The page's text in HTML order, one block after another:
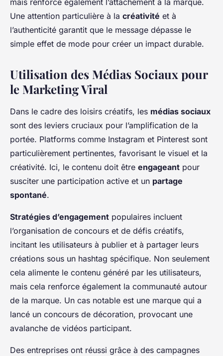
mais renforce également l’attachement à la marque.
Une attention particulière à la créativité et à
l’authenticité garantit que le message dépasse le
simple effet de mode pour créer un impact durable.
Utilisation des Médias Sociaux pour
le Marketing Viral
Dans le cadre des loisirs créatifs, les médias sociaux
sont des leviers cruciaux pour l’amplification de la
portée. Platforms comme Instagram et Pinterest sont
particulièrement pertinentes, favorisant le visuel et la
créativité. Ici, le contenu doit être engageant pour
susciter une participation active et un partage
spontané.
Stratégies d’engagement populaires incluent
l’organisation de concours et de défis créatifs,
incitant les utilisateurs à publier et à partager leurs
créations sous un hashtag spécifique. Non seulement
cela alimente le contenu généré par les utilisateurs,
mais cela renforce également la communauté autour
de la marque. Un cas notable est une marque qui a
lancé un concours de décoration, provocant une
avalanche de vidéos participant.
Des entreprises ont réussi grâce à des campagnes